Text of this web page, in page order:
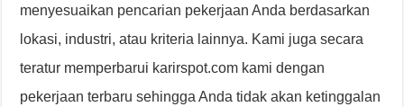
menyesuaikan pencarian pekerjaan Anda berdasarkan
lokasi, industri, atau kriteria lainnya. Kami juga secara
teratur memperbarui karirspot.com kami dengan
pekerjaan terbaru sehingga Anda tidak akan ketinggalan